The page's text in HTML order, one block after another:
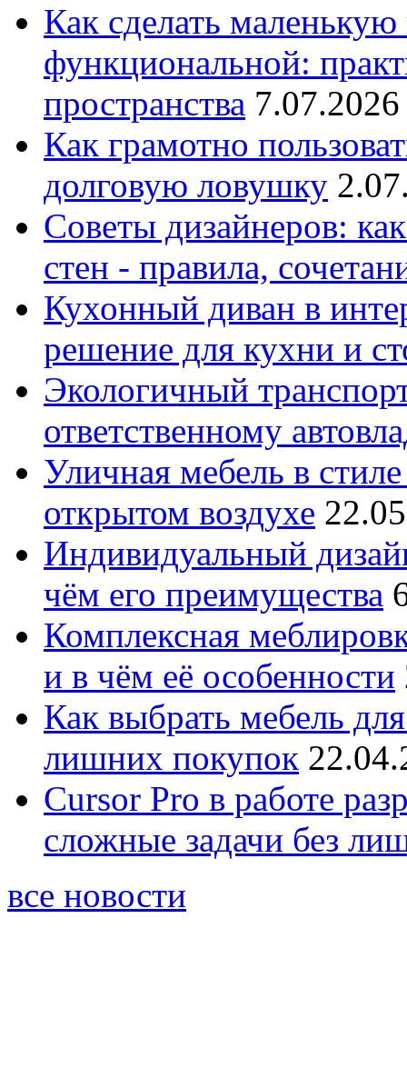
Как сделать
функциональной:
пространства
Как грамотно
долговую ловушку
Советы дизайнеров:
стен - правила,
Кухонный диван в
решение для кухни и
Экологичный
ответственному
Уличная мебель в
открытом воздухе
Индивидуальный
чём его преимущества
Комплексная
и в чём её особенности
Как выбрать мебель
лишних покупок
Cursor Pro в работе
сложные задачи без
все новости